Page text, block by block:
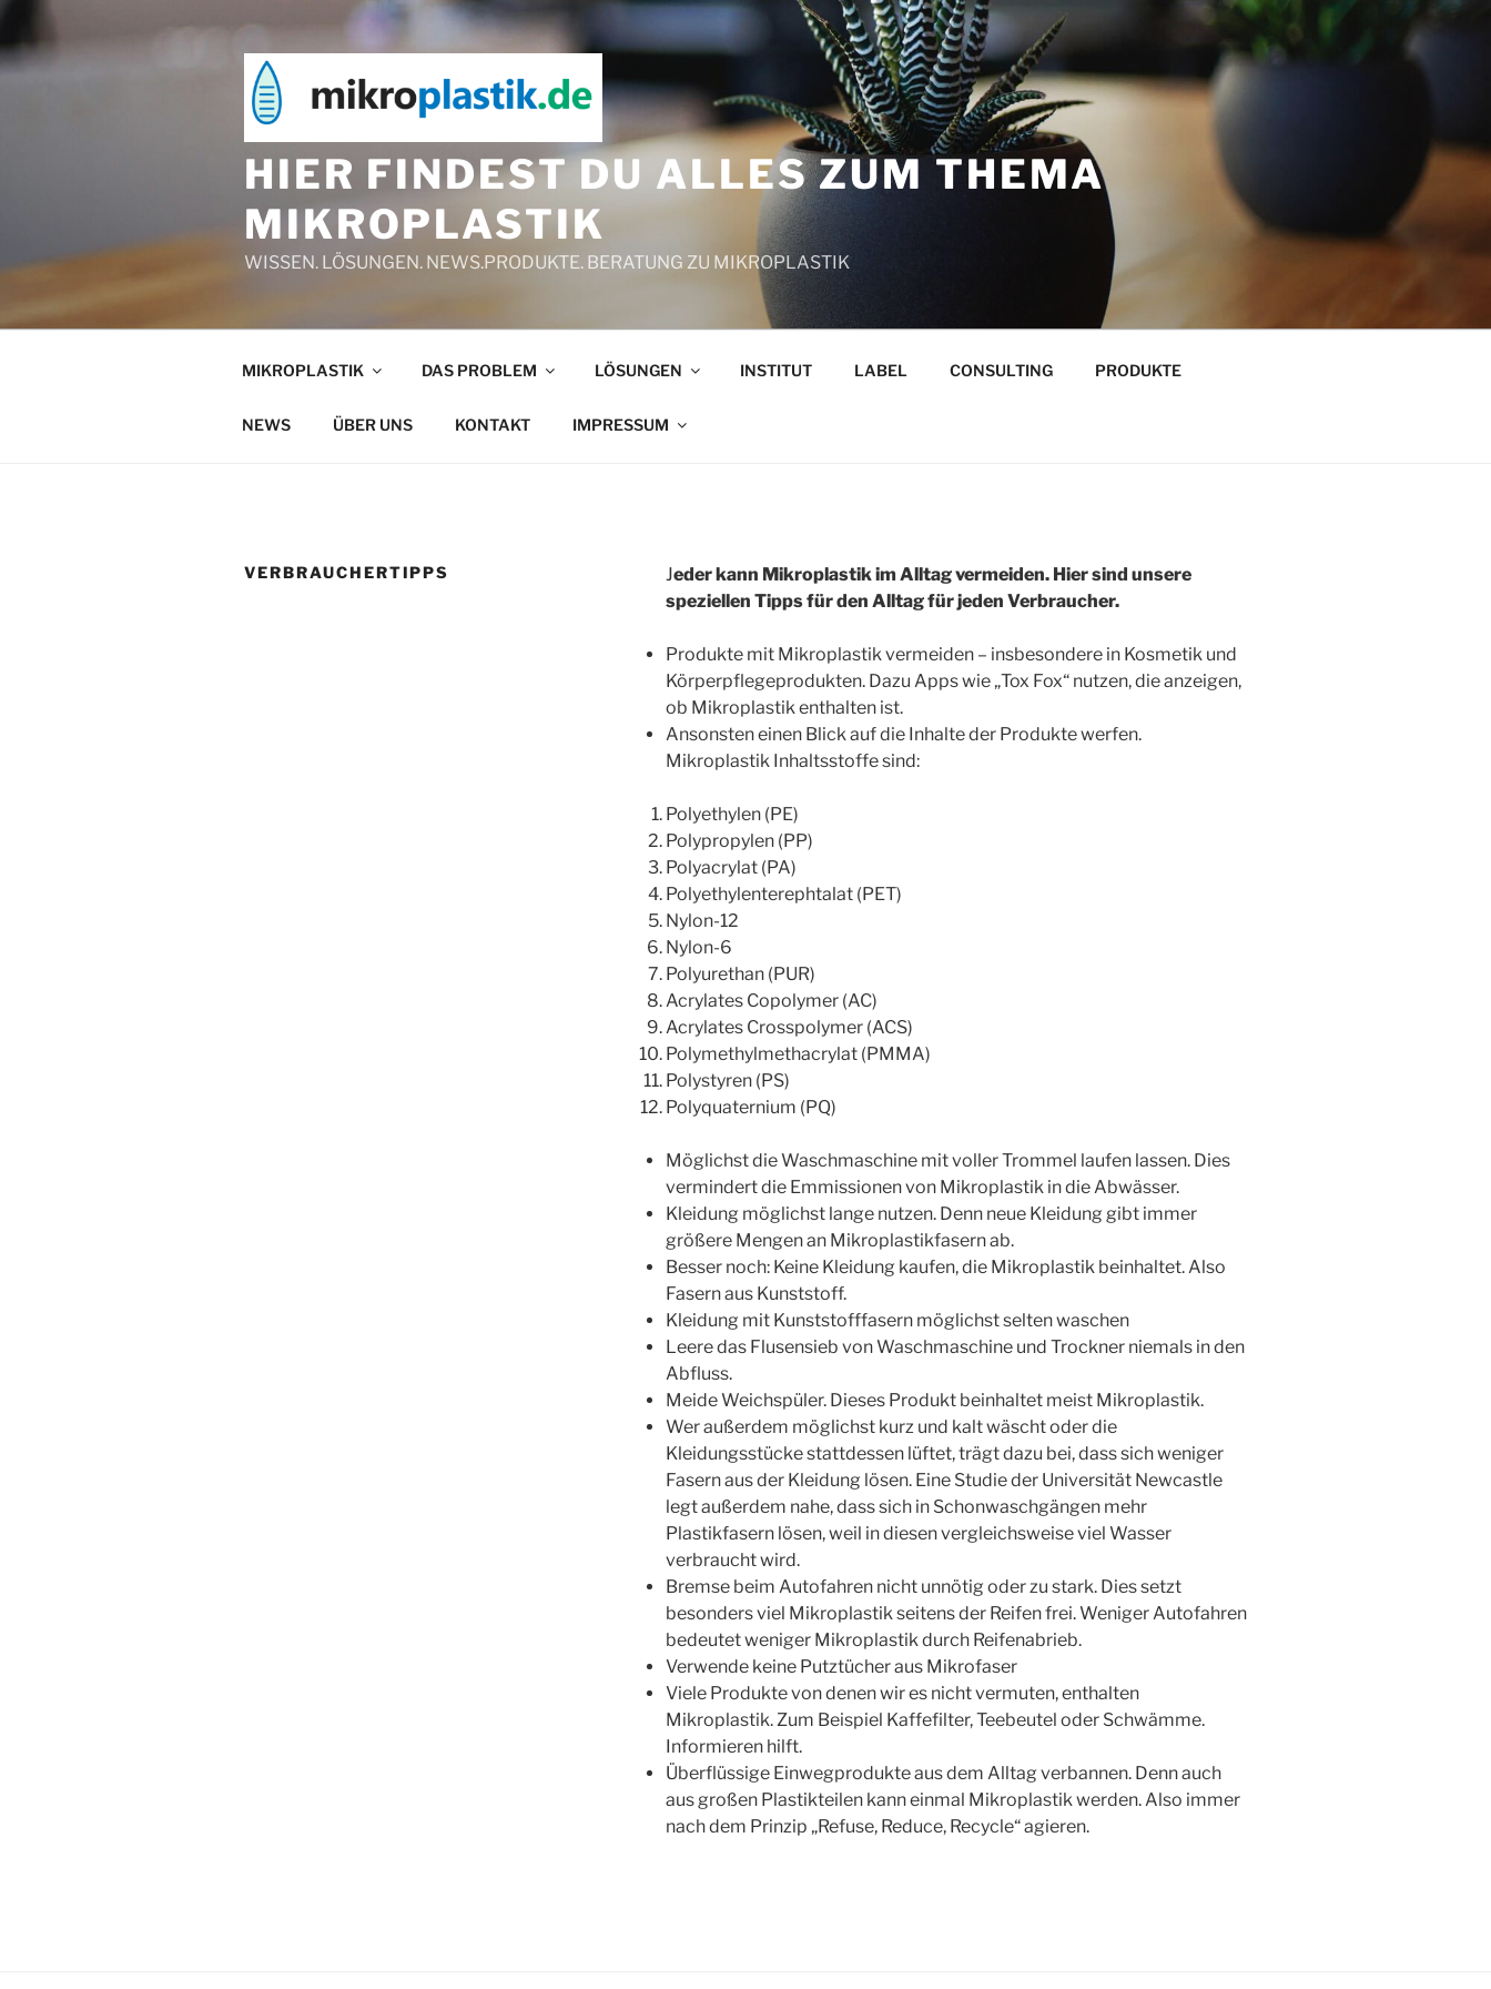
Inhalt
springen
HIER FINDEST DU ALLES ZUM THEMA
MIKROPLASTIK
WISSEN. LÖSUNGEN. NEWS.PRODUKTE. BERATUNG ZU MIKROPLASTIK
MIKROPLASTIK DAS PROBLEM LÖSUNGEN INSTITUT LABEL CONSULTING PRODUKTE
NEWS ÜBER UNS KONTAKT IMPRESSUM
VERBRAUCHERTIPPS Jeder kann Mikroplastik im Alltag vermeiden. Hier sind unsere
speziellen Tipps für den Alltag für jeden Verbraucher.
Produkte mit Mikroplastik vermeiden – insbesondere in Kosmetik und
Körperpflegeprodukten. Dazu Apps wie „Tox Fox“ nutzen, die anzeigen,
ob Mikroplastik enthalten ist.
Ansonsten einen Blick auf die Inhalte der Produkte werfen.
Mikroplastik Inhaltsstoffe sind:
Polyethylen (PE)
Polypropylen (PP)
Polyacrylat (PA)
Polyethylenterephtalat (PET)
Nylon-12
Nylon-6
Polyurethan (PUR)
Acrylates Copolymer (AC)
Acrylates Crosspolymer (ACS)
Polymethylmethacrylat (PMMA)
Polystyren (PS)
Polyquaternium (PQ)
Möglichst die Waschmaschine mit voller Trommel laufen lassen. Dies
vermindert die Emmissionen von Mikroplastik in die Abwässer.
Kleidung möglichst lange nutzen. Denn neue Kleidung gibt immer
größere Mengen an Mikroplastikfasern ab.
Besser noch: Keine Kleidung kaufen, die Mikroplastik beinhaltet. Also
Fasern aus Kunststoff.
Kleidung mit Kunststofffasern möglichst selten waschen
Leere das Flusensieb von Waschmaschine und Trockner niemals in den
Abfluss.
Meide Weichspüler. Dieses Produkt beinhaltet meist Mikroplastik.
Wer außerdem möglichst kurz und kalt wäscht oder die
Kleidungsstücke stattdessen lüftet, trägt dazu bei, dass sich weniger
Fasern aus der Kleidung lösen. Eine Studie der Universität Newcastle
legt außerdem nahe, dass sich in Schonwaschgängen mehr
Plastikfasern lösen, weil in diesen vergleichsweise viel Wasser
verbraucht wird.
Bremse beim Autofahren nicht unnötig oder zu stark. Dies setzt
besonders viel Mikroplastik seitens der Reifen frei. Weniger Autofahren
bedeutet weniger Mikroplastik durch Reifenabrieb.
Verwende keine Putztücher aus Mikrofaser
Viele Produkte von denen wir es nicht vermuten, enthalten
Mikroplastik. Zum Beispiel Kaffefilter, Teebeutel oder Schwämme.
Informieren hilft.
Überflüssige Einwegprodukte aus dem Alltag verbannen. Denn auch
aus großen Plastikteilen kann einmal Mikroplastik werden. Also immer
nach dem Prinzip „Refuse, Reduce, Recycle“ agieren.